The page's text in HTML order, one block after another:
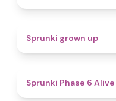
Sprunki grown up
Sprunki Phase 6 Alive